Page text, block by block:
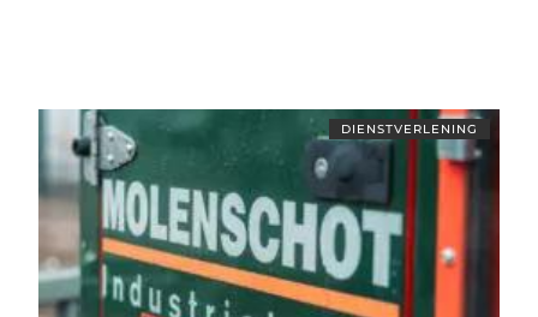
DIENSTVERLENING